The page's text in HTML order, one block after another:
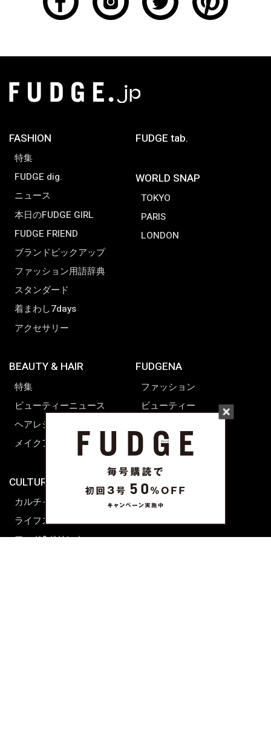
FASHION
特集
FUDGE dig.
ニュース
本日のFUDGE GIRL
FUDGE FRIEND
ブランドピックアップ
ファッション用語辞典
スタンダード
着まわし7days
アクセサリー
FUDGE tab.
WORLD SNAP
TOKYO
PARIS
LONDON
BEAUTY & HAIR
特集
ビューティーニュース
ヘアレシピ ストーリーズ
メイクアップティップス
CULTURE & LIFE
カルチャー
ライフスタイル
フード&ドリンク
FUDGENA
ファッション
ビューティー
ライフスタイル